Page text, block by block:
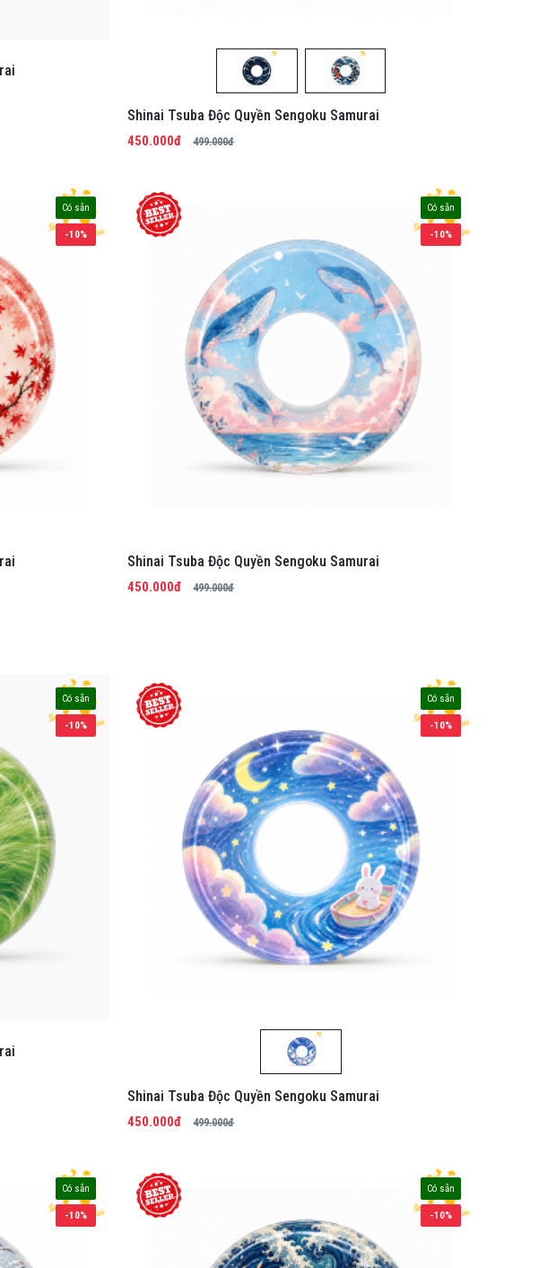
Shinai Tsuba Độc Quyền Sengoku Samurai
450.000đ 499.000đ
Có sẵn
-10%
Có sẵn
Shinai Tsuba Độc Quyền Sengoku Samurai
450.000đ 499.000đ
-10%
Có sẵn
-10%
Có sẵn
Shinai Tsuba Độc Quyền Sengoku Samurai
450.000đ 499.000đ
-10%
Có sẵn
-10%
Có sẵn
-10%